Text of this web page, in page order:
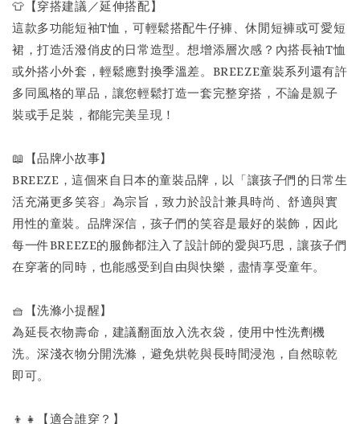
👕【穿搭建議／延伸搭配】
這款多功能短袖T恤，可輕鬆搭配牛仔褲、休閒短褲或可愛短
裙，打造活潑俏皮的日常造型。想增添層次感？內搭長袖T恤
或外搭小外套，輕鬆應對換季溫差。BREEZE童裝系列還有許
多同風格的單品，讓您輕鬆打造一套完整穿搭，不論是親子
裝或手足裝，都能完美呈現！
📖【品牌小故事】
BREEZE，這個來自日本的童裝品牌，以「讓孩子們的日常生
活充滿更多笑容」為宗旨，致力於設計兼具時尚、舒適與實
用性的童裝。品牌深信，孩子們的笑容是最好的裝飾，因此
每一件BREEZE的服飾都注入了設計師的愛與巧思，讓孩子們
在穿著的同時，也能感受到自由與快樂，盡情享受童年。
🧺【洗滌小提醒】
為延長衣物壽命，建議翻面放入洗衣袋，使用中性洗劑機
洗。深淺衣物分開洗滌，避免烘乾與長時間浸泡，自然晾乾
即可。
👦👧【適合誰穿？】